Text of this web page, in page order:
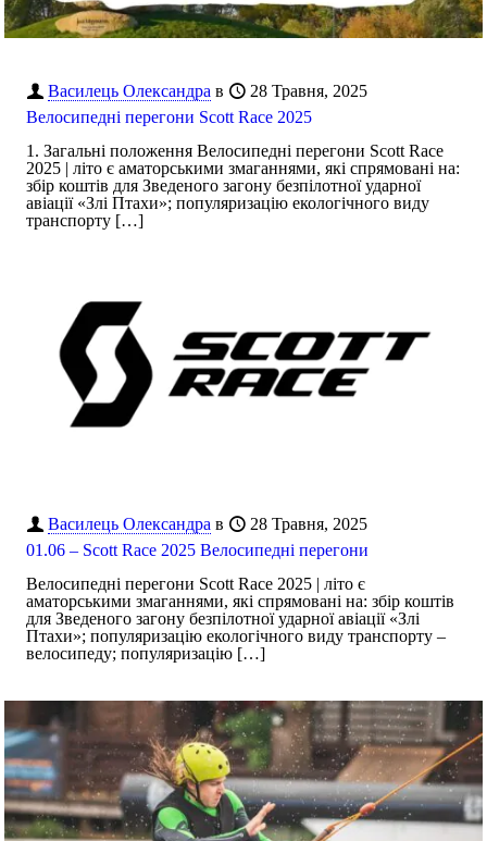
Василець Олександра в
28 Травня, 2025
Велосипедні перегони Scott Race 2025
1. Загальні положення Велосипедні перегони Scott Race
2025 | літо є аматорськими змаганнями, які спрямовані на:
збір коштів для Зведеного загону безпілотної ударної
авіації «Злі Птахи»; популяризацію екологічного виду
транспорту […]
Василець Олександра в
28 Травня, 2025
01.06 – Scott Race 2025 Велосипедні перегони
Велосипедні перегони Scott Race 2025 | літо є
аматорськими змаганнями, які спрямовані на: збір коштів
для Зведеного загону безпілотної ударної авіації «Злі
Птахи»; популяризацію екологічного виду транспорту –
велосипеду; популяризацію […]